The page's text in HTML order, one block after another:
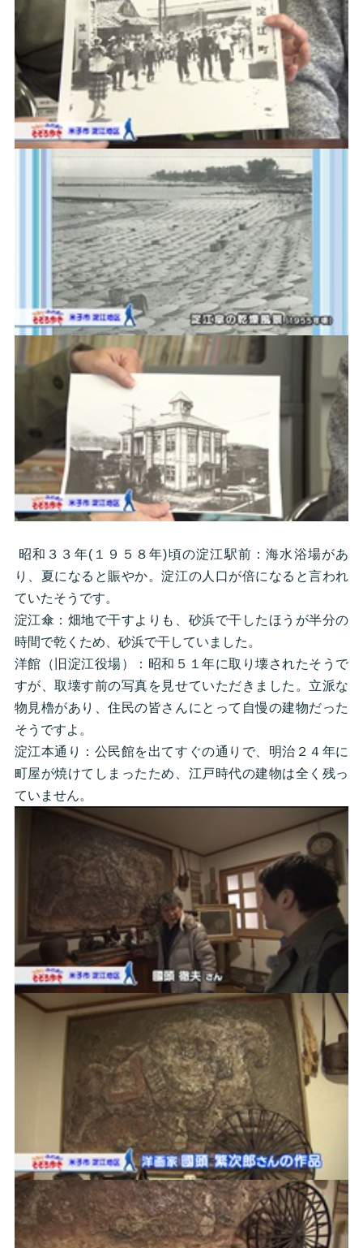
昭和３３年(１９５８年)頃の淀江駅前：海水浴場があ
り、夏になると賑やか。淀江の人口が倍になると言われ
ていたそうです。
淀江傘：畑地で干すよりも、砂浜で干したほうが半分の
時間で乾くため、砂浜で干していました。
洋館（旧淀江役場）：昭和５１年に取り壊されたそうで
すが、取壊す前の写真を見せていただきました。立派な
物見櫓があり、住民の皆さんにとって自慢の建物だった
そうですよ。
淀江本通り：公民館を出てすぐの通りで、明治２４年に
町屋が焼けてしまったため、江戸時代の建物は全く残っ
ていません。